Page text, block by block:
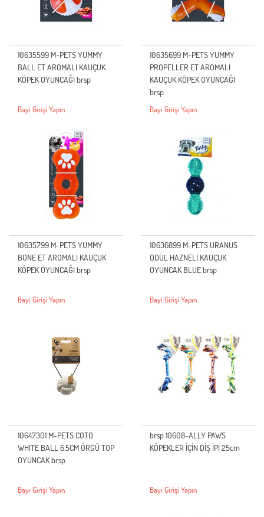
10635599 M-PETS YUMMY
BALL ET AROMALI KAUÇUK
KÖPEK OYUNCAĞI brsp
Bayi Girişi Yapın
10635699 M-PETS YUMMY
PROPELLER ET AROMALI
KAUÇUK KÖPEK OYUNCAĞI
brsp
Bayi Girişi Yapın
10635799 M-PETS YUMMY
BONE ET AROMALI KAUÇUK
KÖPEK OYUNCAĞI brsp
Bayi Girişi Yapın
10636899 M-PETS URANUS
ÖDÜL HAZNELİ KAUÇUK
OYUNCAK BLUE brsp
Bayi Girişi Yapın
10647301 M-PETS COTO
WHITE BALL 6.5CM ÖRGÜ TOP
OYUNCAK brsp
Bayi Girişi Yapın
brsp 10608-ALLY PAWS
KÖPEKLER İÇİN DİŞ İPİ 25cm
Bayi Girişi Yapın